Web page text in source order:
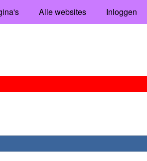
Alle websites Inloggen